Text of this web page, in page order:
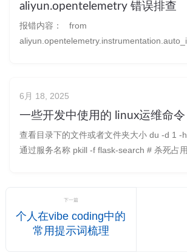
aliyun.opentelemetry 错误排查
报错内容： from
6月 18, 2025
一些开发中使用的 linux运维命令
查看目录下的文件或者文件夹大小 du -d 1 -
通过服务名称 pkill -f flask-search # 杀死占用某个端口的服务
下一篇
个人在vibe coding中的
常用提示词梳理